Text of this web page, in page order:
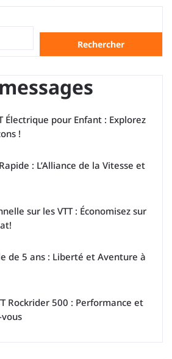
Rechercher
Électrique pour Enfant : Explorez
!
: L’Alliance de la Vitesse et
sur les VTT : Économisez sur
de 5 ans : Liberté et Aventure à
Rockrider 500 : Performance et